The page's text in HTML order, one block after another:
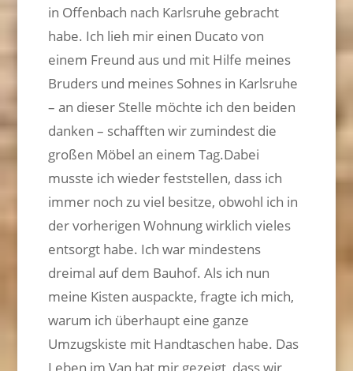
in Offenbach nach Karlsruhe gebracht
habe. Ich lieh mir einen Ducato von
einem Freund aus und mit Hilfe meines
Bruders und meines Sohnes in Karlsruhe
– an dieser Stelle möchte ich den beiden
danken – schafften wir zumindest die
großen Möbel an einem Tag.Dabei
musste ich wieder feststellen, dass ich
immer noch zu viel besitze, obwohl ich in
der vorherigen Wohnung wirklich vieles
entsorgt habe. Ich war mindestens
dreimal auf dem Bauhof. Als ich nun
meine Kisten auspackte, fragte ich mich,
warum ich überhaupt eine ganze
Umzugskiste mit Handtaschen habe. Das